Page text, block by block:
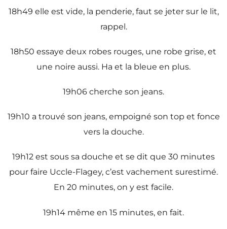
18h49 elle est vide, la penderie, faut se jeter sur le lit,
rappel.
18h50 essaye deux robes rouges, une robe grise, et
une noire aussi. Ha et la bleue en plus.
19h06 cherche son jeans.
19h10 a trouvé son jeans, empoigné son top et fonce
vers la douche.
19h12 est sous sa douche et se dit que 30 minutes
pour faire Uccle-Flagey, c’est vachement surestimé.
En 20 minutes, on y est facile.
19h14 même en 15 minutes, en fait.